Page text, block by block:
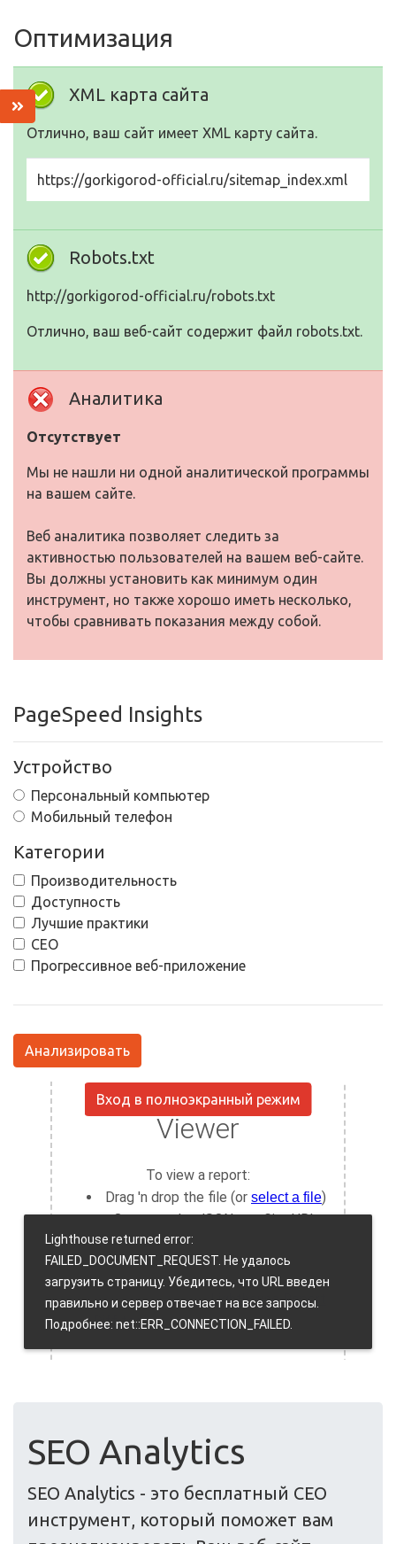
Оптимизация
XML карта сайта
Отлично, ваш сайт имеет XML карту сайта.
https://gorkigorod-official.ru/sitemap_index.xml
Robots.txt
http://gorkigorod-official.ru/robots.txt
Отлично, ваш веб-сайт содержит файл robots.txt.
Аналитика
Отсутствует
Мы не нашли ни одной аналитической программы
на вашем сайте.
Веб аналитика позволяет следить за
активностью пользователей на вашем веб-сайте.
Вы должны установить как минимум один
инструмент, но также хорошо иметь несколько,
чтобы сравнивать показания между собой.
PageSpeed Insights
Устройство
Персональный компьютер
Мобильный телефон
Категории
Производительность
Доступность
Лучшие практики
СЕО
Прогрессивное веб-приложение
Анализировать
Вход в полноэкранный режим
SEO Analytics
SEO Analytics - это бесплатный СЕО
инструмент, который поможет вам